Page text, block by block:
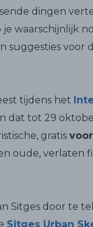
dingen
waarschijnlijk
suggesties voor
tijdens het
dat tot 29
gratis
oude, verlaten
Sitges door te
Sitges Urban